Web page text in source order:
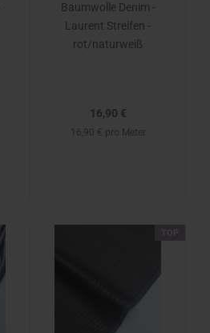
Baumwolle Denim -
Laurent Streifen -
rot/naturweiß
16,90 €
16,90 € pro Meter